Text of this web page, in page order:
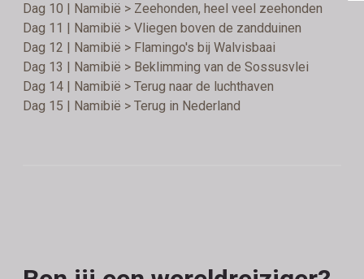
Dag 10 | Namibië > Zeehonden, heel veel zeehonden
Dag 11 | Namibië > Vliegen boven de zandduinen
Dag 12 | Namibië > Flamingo's bij Walvisbaai
Dag 13 | Namibië > Beklimming van de Sossusvlei
Dag 14 | Namibië > Terug naar de luchthaven
Dag 15 | Namibië > Terug in Nederland